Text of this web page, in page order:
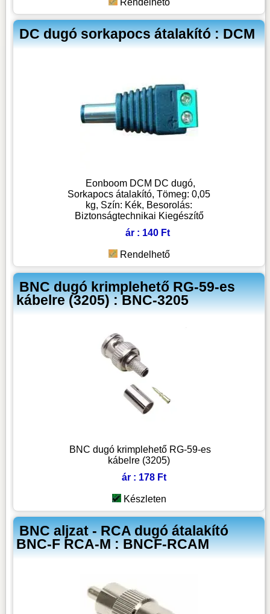
DC dugó sorkapocs átalakító : DCM
Eonboom DCM DC dugó,
Sorkapocs átalakító, Tömeg: 0,05
kg, Szín: Kék, Besorolás:
Biztonságtechnikai Kiegészítő
ár : 140 Ft
Rendelhető
BNC dugó krimplehető RG-59-es
kábelre (3205) : BNC-3205
BNC dugó krimplehető RG-59-es
kábelre (3205)
ár : 178 Ft
Készleten
BNC aljzat - RCA dugó átalakító
BNC-F RCA-M : BNCF-RCAM